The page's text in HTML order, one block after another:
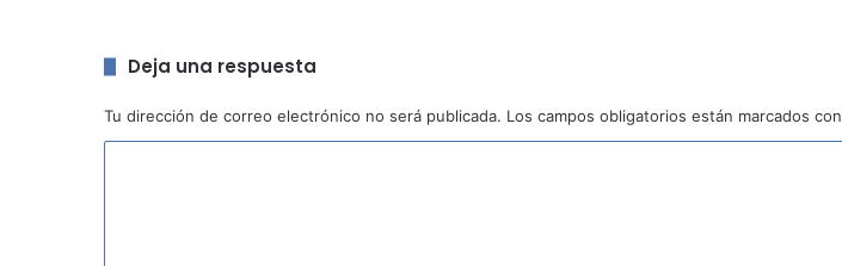
Deja una respuesta
Tu dirección de correo electrónico no será publicada. Los campos obligatorios están marcados con